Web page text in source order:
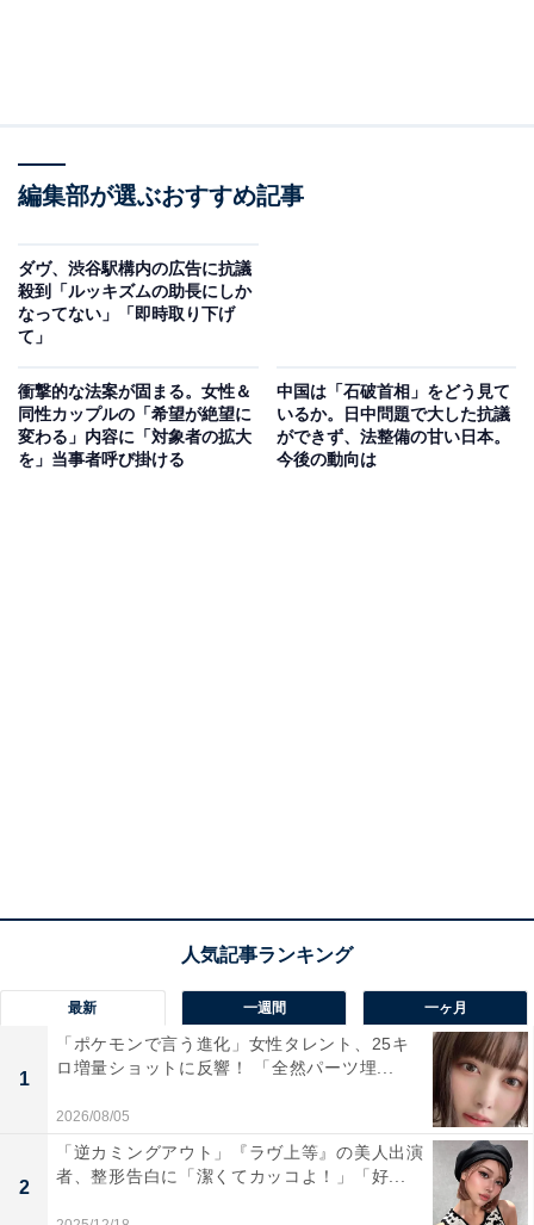
編集部が選ぶおすすめ記事
ダヴ、渋谷駅構内の広告に抗議
殺到「ルッキズムの助長にしか
なってない」「即時取り下げ
て」
衝撃的な法案が固まる。女性＆
同性カップルの「希望が絶望に
変わる」内容に「対象者の拡大
を」当事者呼び掛ける
中国は「石破首相」をどう見て
いるか。日中問題で大した抗議
ができず、法整備の甘い日本。
今後の動向は
最新 一週間 一ヶ月
1
「ポケモンで言う進化」女性タレント、25キ
ロ増量ショットに反響！ 「全然パーツ埋...
2026/08/05
2
「逆カミングアウト」『ラヴ上等』の美人出演
者、整形告白に「潔くてカッコよ！」「好...